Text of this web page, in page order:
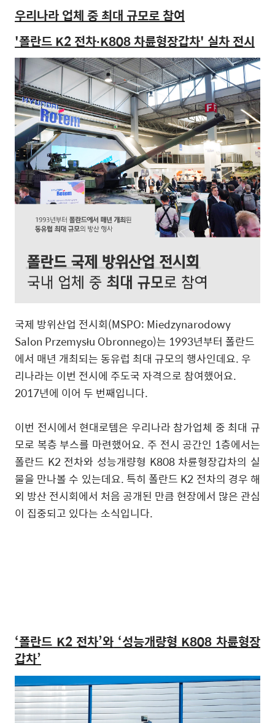
우리나라 업체 중 최대 규모로 참여
'폴란드K2전차∙K808차륜형장갑차' 실차 전시
국제 방위산업 전시회(MSPO: Miedzynarodowy
Salon Przemysłu Obronnego)는 1993년부터 폴란드
에서 매년 개최되는 동유럽 최대 규모의 행사인데요. 우
리나라는 이번 전시에 주도국 자격으로 참여했어요.
2017년에 이어 두 번째입니다.
이번 전시에서 현대로템은 우리나라 참가업체 중 최대 규
모로 복층 부스를 마련했어요. 주 전시 공간인 1층에서는
폴란드 K2 전차와 성능개량형 K808 차륜형장갑차의 실
물을 만나볼 수 있는데요.특히 폴란드 K2 전차의 경우 해
외 방산 전시회에서 처음 공개된 만큼 현장에서 많은 관심
이 집중되고 있다는 소식입니다.
‘폴란드 K2 전차’와 ‘성능개량형 K808 차륜형장
갑차’